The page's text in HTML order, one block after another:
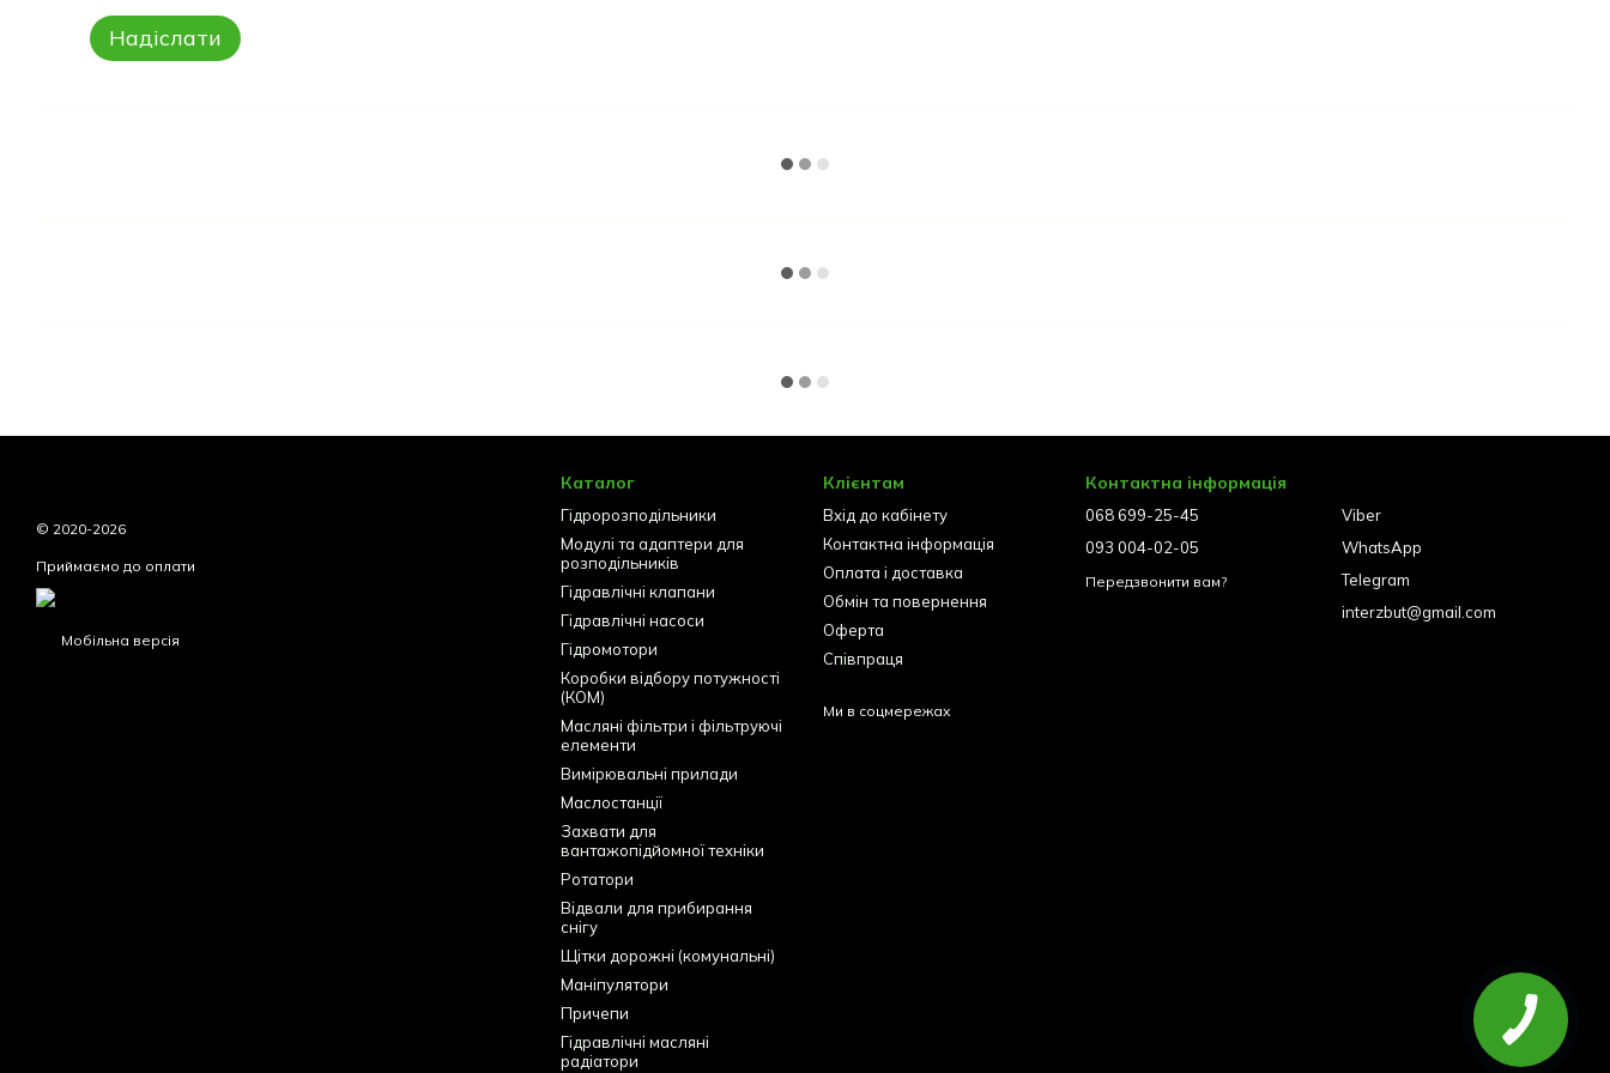
Надіслати
© 2020-2026
Приймаємо до оплати
Мобільна версія
Каталог
Гідророзподільники
Модулі та адаптери для
розподільників
Гідравлічні клапани
Гідравлічні насоси
Гідромотори
Коробки відбору потужності
(КОМ)
Масляні фільтри і фільтруючі
елементи
Вимірювальні прилади
Маслостанції
Захвати для
вантажопідйомної техніки
Ротатори
Відвали для прибирання
снігу
Щітки дорожні (комунальні)
Маніпулятори
Причепи
Гідравлічні масляні
радіатори
Клієнтам
Вхід до кабінету
Контактна інформація
Оплата і доставка
Обмін та повернення
Оферта
Співпраця
Ми в соцмережах
Контактна інформація
068 699-25-45
093 004-02-05
Передзвонити вам?
Viber
WhatsApp
Telegram
interzbut@gmail.com